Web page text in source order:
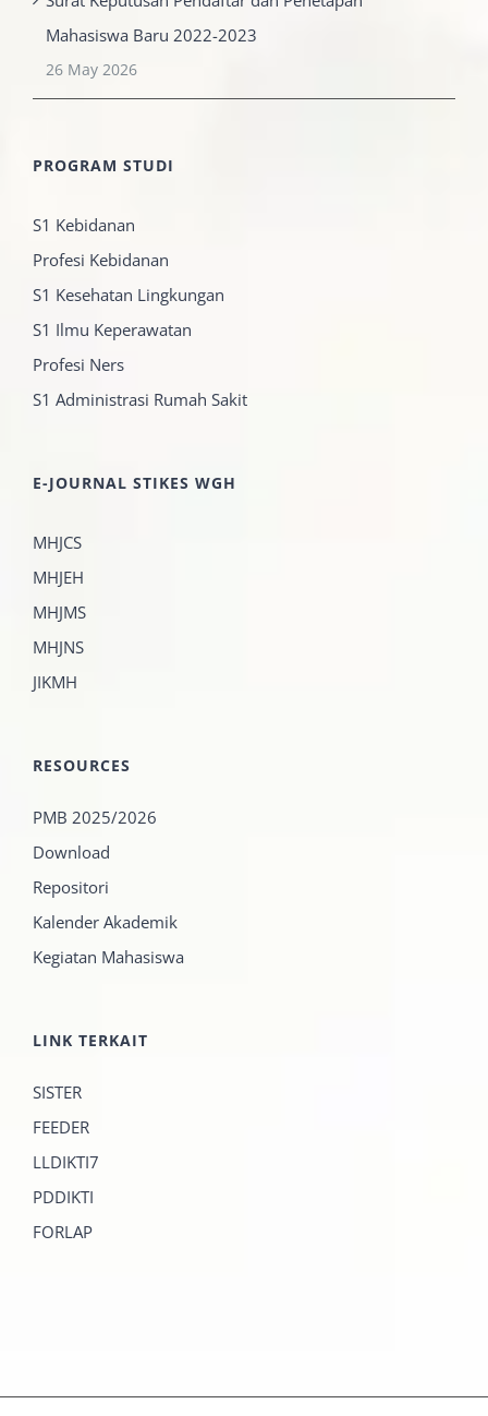
Mahasiswa Baru 2022-2023
26 May 2026
PROGRAM STUDI
S1 Kebidanan
Profesi Kebidanan
S1 Kesehatan Lingkungan
S1 Ilmu Keperawatan
Profesi Ners
S1 Administrasi Rumah Sakit
E-JOURNAL STIKES WGH
MHJCS
MHJEH
MHJMS
MHJNS
JIKMH
RESOURCES
PMB 2025/2026
Download
Repositori
Kalender Akademik
Kegiatan Mahasiswa
LINK TERKAIT
SISTER
FEEDER
LLDIKTI7
PDDIKTI
FORLAP